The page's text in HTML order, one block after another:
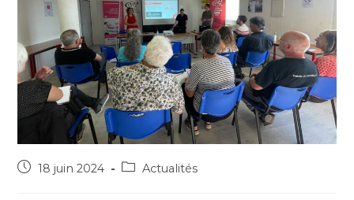
18 juin 2024 Actualités